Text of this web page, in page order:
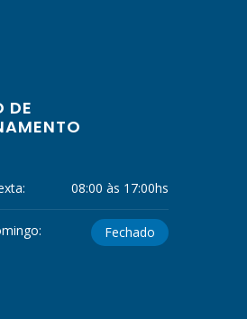
DE
08:00 às 17:00hs
Fechado